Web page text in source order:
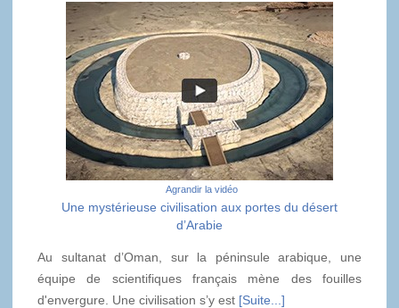
Agrandir la vidéo
Une mystérieuse civilisation aux portes du désert
d’Arabie
Au sultanat d’Oman, sur la péninsule arabique, une
équipe de scientifiques français mène des fouilles
d'envergure. Une civilisation s’y est [Suite...]